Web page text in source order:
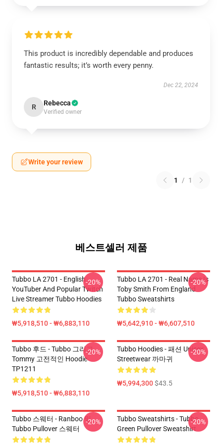
This product is incredibly dependable and produces
fantastic results; it’s worth every penny.
Dec 22, 2024
R Rebecca
Verified owner
Write your review
1 / 1
베스트셀러 제품
Tubbo LA 2701 - English
YouTuber And Popular Twitch
Live Streamer Tubbo Hoodies
₩5,918,510 - ₩6,883,110
-20%
Tubbo LA 2701 - Real Name Is
Toby Smith From England
Tubbo Sweatshirts
₩5,642,910 - ₩6,607,510
-20%
Tubbo 후드 - Tubbo 그리고
Tommy 고전적인 Hoodie
TP1211
₩5,918,510 - ₩6,883,110
-20%
Tubbo Hoodies - 패션 Unisex
Streetwear 까마귀
₩5,994,300$43.5
-20%
Tubbo 스웨터 - Ranboo 및
Tubbo Pullover 스웨터
-20%
Tubbo Sweatshirts - Tubbo
Green Pullover Sweatshirt
-20%